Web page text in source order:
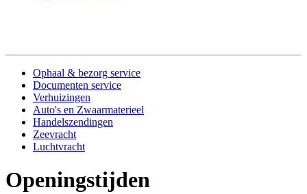
Ophaal & bezorg service
Documenten service
Verhuizingen
Auto's en Zwaarmaterieel
Handelszendingen
Zeevracht
Luchtvracht
Openingstijden